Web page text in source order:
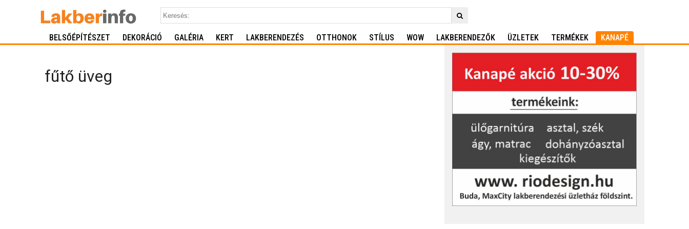
BELSŐÉPÍTÉSZET DEKORÁCIÓ GALÉRIA KERT LAKBERENDEZÉS OTTHONOK STÍLUS WOW LAKBERENDEZŐK ÜZLETEK TERMÉKEK KANAPÉ
fűtő üveg